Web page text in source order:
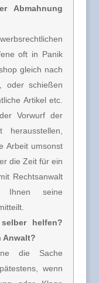
Abmahnung
oft in Panik
gleich nach
oder schießen
Artikel etc.
Vorwurf der
herausstellen,
Arbeit umsonst
die Zeit für ein
Rechtsanwalt
seine
helfen?
Anwalt?
die Sache
wenn